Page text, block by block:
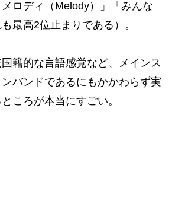
ロディ（Melody）」「みんな
最高2位止まりである）。
籍的な言語感覚など、メインス
ンバンドであるにもかかわらず実
ころが本当にすごい。